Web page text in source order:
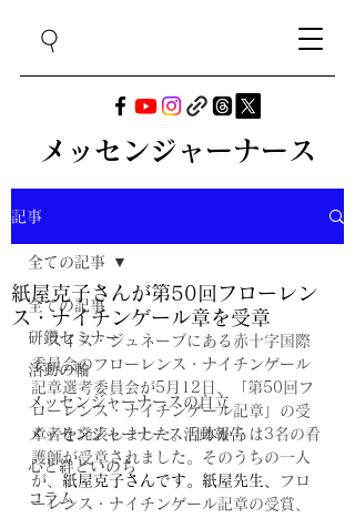
メッセンジャーナース
記事
全ての記事
研鑽セミナー
活動の輪
メッセンジャーナースの自立
メッセンジャーナース活動報告
心と絆といのち
コラム
全ての記事
紙屋克子さんが第50回フローレン
ス・ナイチンゲール章を受章
スイス・ジュネーブにある赤十字国際
委員会のフローレンス・ナイチンゲール
記章選考委員会が5月12日、「第50回フ
ローレンス・ナイチンゲール記章」の受
章者を発表しました。日本からは3名の看
護師が受章されました。そのうちの一人
が、 紙屋克子さんです。紙屋先生、
フロ
ーレンス・ナイチンゲール記章の受賞、